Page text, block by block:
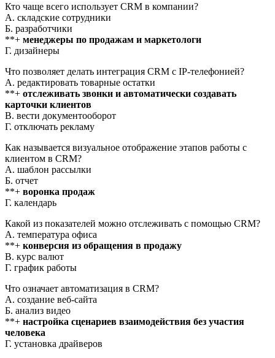
Кто чаще всего использует CRM в компании?
А. складские сотрудники
Б. разработчики
**+ менеджеры по продажам и маркетологи
Г. дизайнеры
Что позволяет делать интеграция CRM с IP-телефонией?
А. редактировать товарные остатки
**+ отслеживать звонки и автоматически создавать
карточки клиентов
В. вести документооборот
Г. отключать рекламу
Как называется визуальное отображение этапов работы с
клиентом в CRM?
А. шаблон рассылки
Б. отчет
**+ воронка продаж
Г. календарь
Какой из показателей можно отслеживать с помощью CRM?
А. температура офиса
**+ конверсия из обращения в продажу
В. курс валют
Г. график работы
Что означает автоматизация в CRM?
А. создание веб-сайта
Б. анализ видео
**+ настройка сценариев взаимодействия без участия
человека
Г. установка драйверов